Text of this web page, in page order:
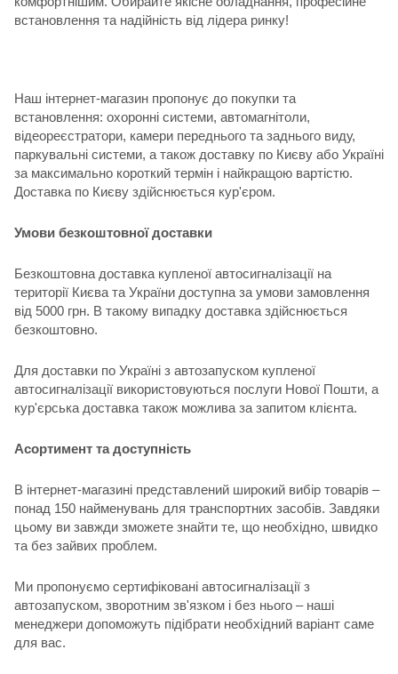
встановлення та надійність від лідера ринку!
Наш інтернет-магазин пропонує до покупки та
встановлення: охоронні системи, автомагнітоли,
відеореєстратори, камери переднього та заднього виду,
паркувальні системи, а також доставку по Києву або Україні
за максимально короткий термін і найкращою вартістю.
Доставка по Києву здійснюється кур'єром.
Умови безкоштовної доставки
Безкоштовна доставка купленої автосигналізації на
території Києва та України доступна за умови замовлення
від 5000 грн. В такому випадку доставка здійснюється
безкоштовно.
Для доставки по Україні з автозапуском купленої
автосигналізації використовуються послуги Нової Пошти, а
кур'єрська доставка також можлива за запитом клієнта.
Асортимент та доступність
В інтернет-магазині представлений широкий вибір товарів –
понад 150 найменувань для транспортних засобів. Завдяки
цьому ви завжди зможете знайти те, що необхідно, швидко
та без зайвих проблем.
Ми пропонуємо сертифіковані автосигналізації з
автозапуском, зворотним зв'язком і без нього – наші
менеджери допоможуть підібрати необхідний варіант саме
для вас.